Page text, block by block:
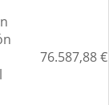
76.587,88 €